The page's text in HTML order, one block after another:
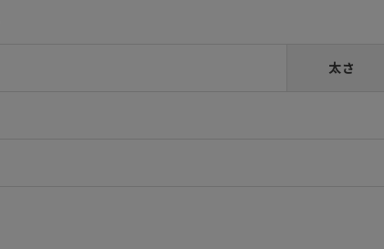
太さ